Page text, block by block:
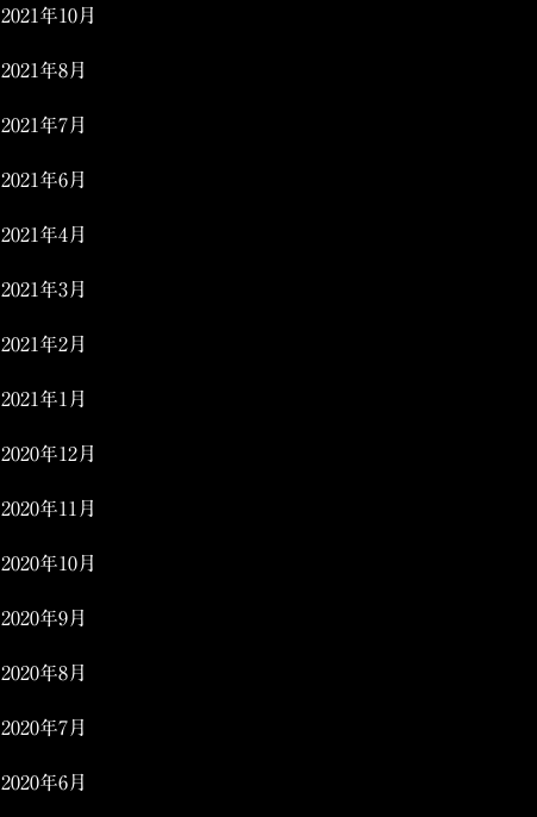
2021年10月
2021年8月
2021年7月
2021年6月
2021年4月
2021年3月
2021年2月
2021年1月
2020年12月
2020年11月
2020年10月
2020年9月
2020年8月
2020年7月
2020年6月